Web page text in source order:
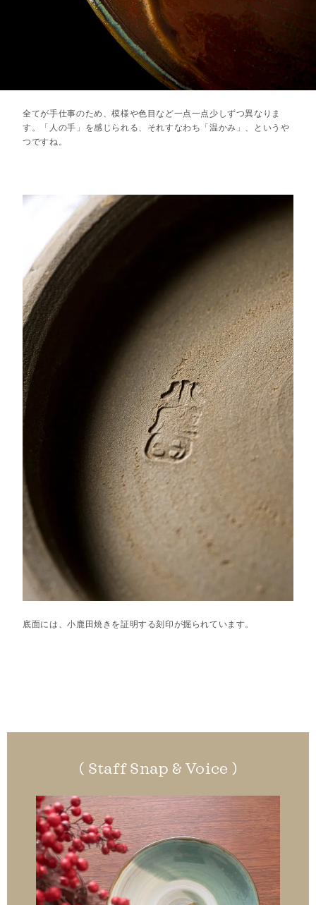
全てが手仕事のため、模様や色目など一点一点少しずつ異なりま
す。「人の手」を感じられる、それすなわち「温かみ」、というや
つですね。
底面には、小鹿田焼きを証明する刻印が掘られています。
( Staff Snap & Voice )